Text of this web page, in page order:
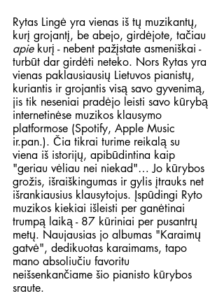
Rytas Lingė yra vienas iš tų muzikantų,
kurį grojantį, be abejo, girdėjote, tačiau
apie kurį - nebent pažįstate asmeniškai -
turbūt dar girdėti neteko. Nors Rytas yra
vienas paklausiausių Lietuvos pianistų,
kuriantis ir grojantis visą savo gyvenimą,
jis tik neseniai pradėjo leisti savo kūrybą
internetinėse muzikos klausymo
platformose (Spotify, Apple Music
ir.pan.). Čia tikrai turime reikalą su
viena iš istorijų, apibūdintina kaip
"geriau vėliau nei niekad"… Jo kūrybos
grožis, išraiškingumas ir gylis įtrauks net
išrankiausius klausytojus. Įspūdingi Ryto
muzikos kiekiai išleisti per ganėtinai
trumpą laiką - 87 kūriniai per pusantrų
metų. Naujausias jo albumas "Karaimų
gatvė", dedikuotas karaimams, tapo
mano absoliučiu favoritu
neišsenkančiame šio pianisto kūrybos
sraute.